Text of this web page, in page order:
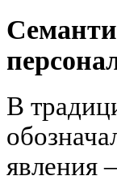
В
явления